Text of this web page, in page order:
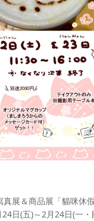
展＆商品展「貓咪休
日(五)～2月24日(一